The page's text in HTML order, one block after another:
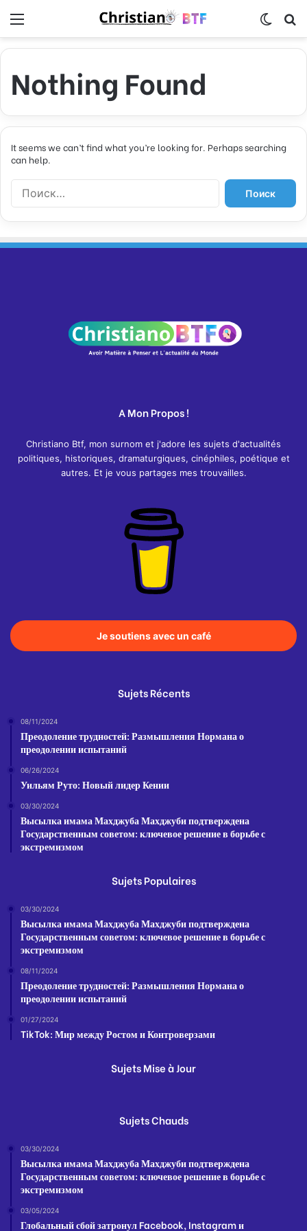
Nothing Found
It seems we can’t find what you’re looking for. Perhaps searching
can help.
Н
и
A Mon Propos !
Christiano Btf, mon surnom et j'adore les sujets d'actualités
politiques, historiques, dramaturgiques, cinéphiles, poétique et
autres. Et je vous partages mes trouvailles.
Je soutiens avec un café
Sujets Récents
08/11/2024
Преодоление трудностей: Размышления Нормана о
преодолении испытаний
06/26/2024
Уильям Руто: Новый лидер Кении
03/30/2024
Высылка имама Махджуба Махджуби подтверждена
Государственным советом: ключевое решение в борьбе с
экстремизмом
Sujets Populaires
03/30/2024
Высылка имама Махджуба Махджуби подтверждена
Государственным советом: ключевое решение в борьбе с
экстремизмом
08/11/2024
Преодоление трудностей: Размышления Нормана о
преодолении испытаний
01/27/2024
TikTok: Мир между Ростом и Контроверзами
Sujets Mise à Jour
Sujets Chauds
03/30/2024
Высылка имама Махджуба Махджуби подтверждена
Государственным советом: ключевое решение в борьбе с
экстремизмом
03/05/2024
Глобальный сбой затронул Facebook, Instagram и